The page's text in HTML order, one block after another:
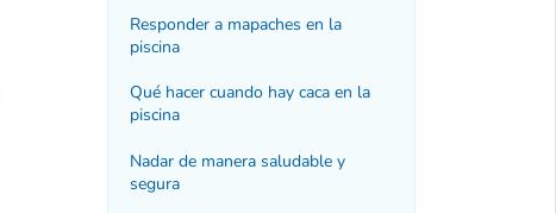
Responder a mapaches en la
piscina
Qué hacer cuando hay caca en la
piscina
Nadar de manera saludable y
segura